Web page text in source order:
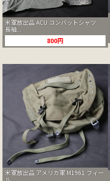
米軍放出品 ACU コンバットシャツ
長袖...
800円
米軍放出品 アメリカ軍 M1961 フィー
ル...